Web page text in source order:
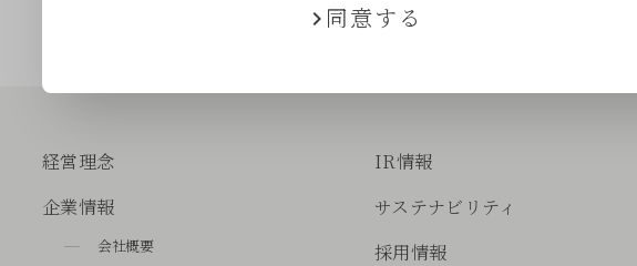
経営理念
企業情報
会社概要
IR情報
サステナビリティ
採用情報
同意する